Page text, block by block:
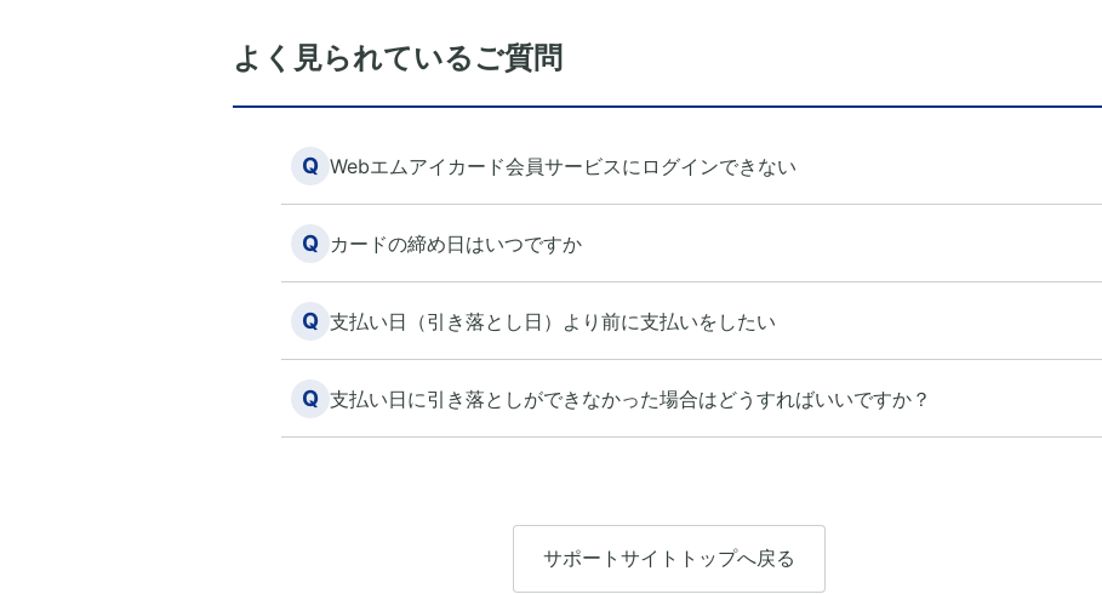
よく見られているご質問
Q Webエムアイカード会員サービスにログインできない
Q カードの締め日はいつですか
Q 支払い日（引き落とし日）より前に支払いをしたい
Q 支払い日に引き落としができなかった場合はどうすればいいですか？
サポートサイトトップへ戻る